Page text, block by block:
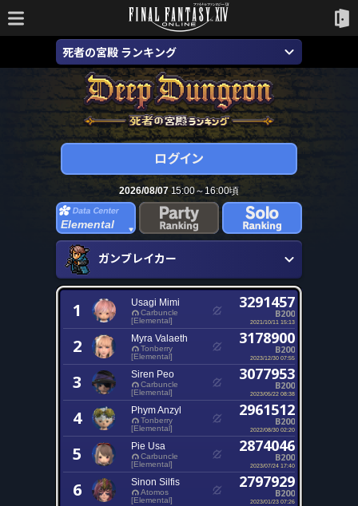
死者の宮殿 ランキング
2026/08/0715:00～16:00頃
Elemental
ガンブレイカー
1 Usagi Mimi
Carbuncle
[Elemental]
3291457
B200
2021/10/11 15:13
2 Myra Valaeth
Tonberry
[Elemental]
3178900
B200
2023/12/30 07:55
3 Siren Peo
Carbuncle
[Elemental]
3077953
B200
2023/05/22 08:38
4 Phym Anzyl
Tonberry
[Elemental]
2961512
B200
2022/08/30 02:20
5 Pie Usa
Carbuncle
[Elemental]
2874046
B200
2023/07/24 17:40
6 Sinon Silfis
Atomos
[Elemental]
2797929
B200
2023/01/23 07:26